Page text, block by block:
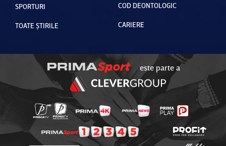
SPORTURI
TOATE ȘTIRILE
COD DEONTOLOGIC
CARIERE
este parte a